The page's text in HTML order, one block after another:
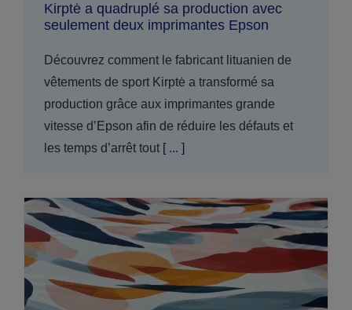
Kirptė a quadruplé sa production avec
seulement deux imprimantes Epson
Découvrez comment le fabricant lituanien de
vêtements de sport Kirptė a transformé sa
production grâce aux imprimantes grande
vitesse d’Epson afin de réduire les défauts et
les temps d’arrêt tout[ ... ]